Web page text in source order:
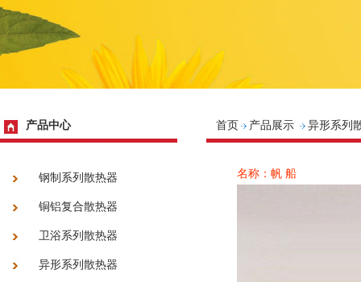
产品中心
钢制系列散热器
铜铝复合散热器
卫浴系列散热器
异形系列散热器
首页 产品展示 异形系列
名称：帆 船